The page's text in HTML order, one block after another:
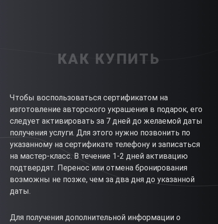
КАК КУПИТЬ
Чтобы воспользоваться сертификатом на
изготовление авторского украшения в подарок, его
следует активировать за 7 дней до желаемой даты
получения услуги. Для этого нужно позвонить по
указанному на сертификате телефону и записаться
на мастер-класс. В течение 1-2 дней активацию
подтвердят. Перенос или отмена бронирования
возможны не позже, чем за два дня до указанной
даты.
Для получения дополнительной информации о